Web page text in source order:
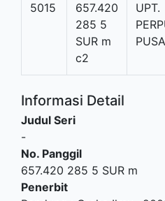
5015
657.420
285 5
SUR m
c2
UPT.
Informasi Detail
Judul Seri
-
No. Panggil
657.420 285 5 SUR m
Penerbit